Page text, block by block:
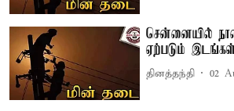
சென்னையில்
ஏற்படும்
தினத்தந்தி 02